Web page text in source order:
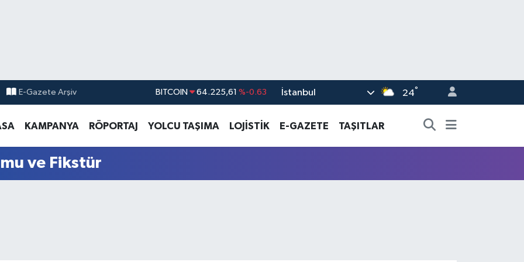
E-Gazete Arşiv BITCOIN 64.225,61 %-0.63 İstanbul 24°
KAMPANYA RÖPORTAJ YOLCU TAŞIMA LOJİSTİK E-GAZETE TAŞITLAR
ve Fikstür